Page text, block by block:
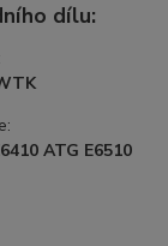
dílu:
ATG E6510